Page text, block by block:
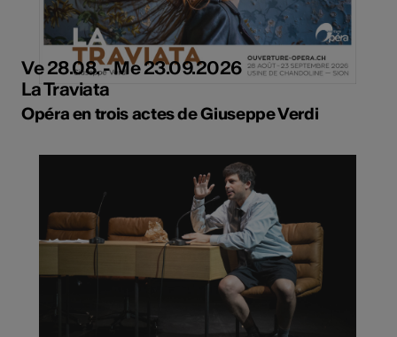
Ve 28.08. - Me 23.09.2026
La Traviata
Opéra en trois actes de Giuseppe Verdi